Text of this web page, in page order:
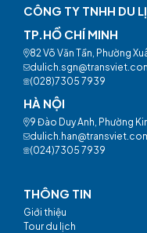
CÔNG TY TNHH DU
TP.HỒ CHÍ MINH
82 Võ Văn Tần, Phường
(028)7305 7939
HÀ NỘI
9 Đào Duy Anh, Phường
(024)7305 7939
THÔNG TIN
Giới thiệu
Tour du lịch